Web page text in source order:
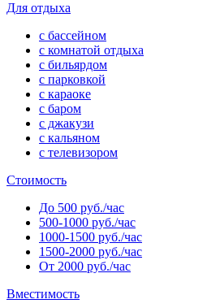
Для отдыха
с бассейном
с комнатой отдыха
с бильярдом
с парковкой
с караоке
с баром
с джакузи
с кальяном
с телевизором
Стоимость
До 500 руб./час
500-1000 руб./час
1000-1500 руб./час
1500-2000 руб./час
От 2000 руб./час
Вместимость